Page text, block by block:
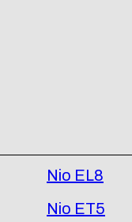
Nio EL8
Nio ET5